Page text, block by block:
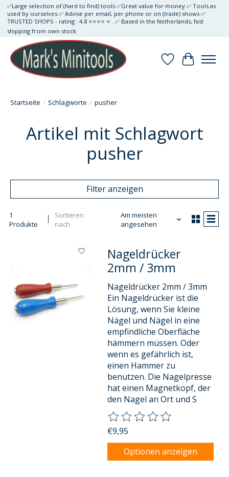
✅Large selection of (hard to find) tools ✅Great value for money ✅ Tools as
used by ourselves ✅ Advise per email, per phone or on (trade) shows ✅
TRUSTED SHOPS - rating : 4.8 ⭐⭐⭐⭐ ⭐ . ✅ Based in the Netherlands, fast
shipping from own stock
Wunschzettel
Ihr
Startseite / Schlagworte / pusher
Artikel mit Schlagwort
pusher
Filter anzeigen
1
Produkte
Sortieren
nach
Am meisten
angesehen
Nageldrücker
2mm / 3mm
Nageldrücker 2mm / 3mm
Ein Nageldrücker ist die
Lösung, wenn Sie kleine
Nägel und Nägel in eine
empfindliche Oberfläche
hämmern müssen. Oder
wenn es gefährlich ist,
einen Hammer zu
benutzen. Die Nagelpresse
hat einen Magnetkopf, der
den Nagel an Ort und S
Die Bewertung dieses
€9,95
Optionen anzeigen